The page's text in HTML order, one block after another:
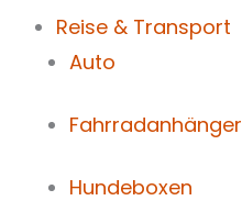
Reise & Transport
Auto
Fahrradanhänger
Hundeboxen